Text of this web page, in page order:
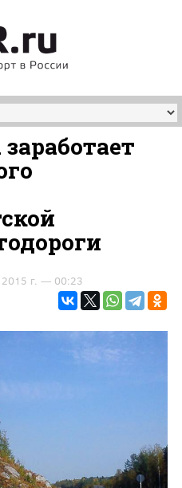
2015 г. — 00:23